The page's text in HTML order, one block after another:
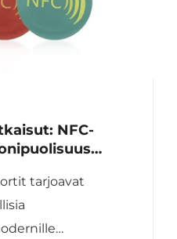
NFC-
tarjoavat